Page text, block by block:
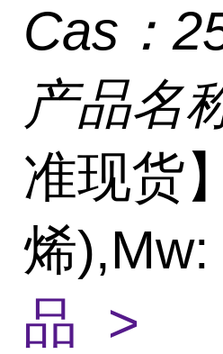
Cas：
产品名
准现货
烯
品 >